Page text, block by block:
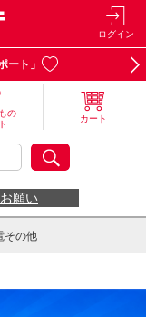
ログイン
ート」
の
カート
願い
その他